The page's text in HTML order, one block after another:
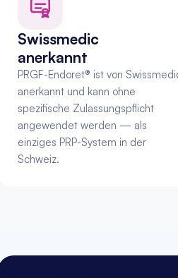
Swissmedic
anerkannt
PRGF-Endoret® ist von
anerkannt und kann ohne
spezifische Zulassungspflicht
angewendet werden — als
einziges PRP-System in der
Schweiz.